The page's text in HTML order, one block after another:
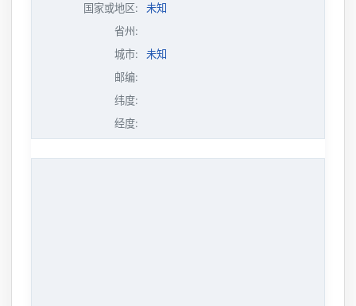
国家或地区:
未知
省州:
城市:
未知
邮编:
纬度:
经度: